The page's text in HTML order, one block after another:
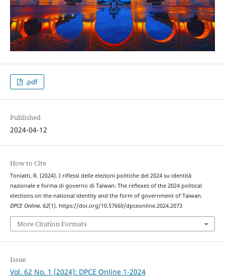
.pdf
Published
2024-04-12
How to Cite
Toniatti, R. (2024). I riflessi delle elezioni politiche del 2024 su identità
nazionale e forma di governo di Taiwan: The reflexes of the 2024 political
elections on the national identity and the form of government of Taiwan.
DPCE Online, 62(1). https://doi.org/10.57660/dpceonline.2024.2073
More Citation Formats
Issue
Vol. 62 No. 1 (2024): DPCE Online 1-2024